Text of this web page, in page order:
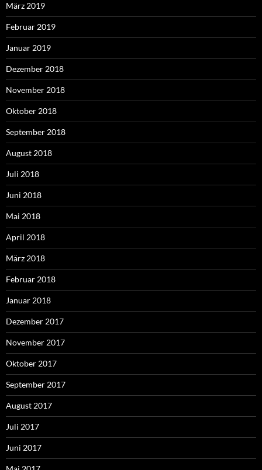
März 2019
Februar 2019
Januar 2019
Dezember 2018
November 2018
Oktober 2018
September 2018
August 2018
Juli 2018
Juni 2018
Mai 2018
April 2018
März 2018
Februar 2018
Januar 2018
Dezember 2017
November 2017
Oktober 2017
September 2017
August 2017
Juli 2017
Juni 2017